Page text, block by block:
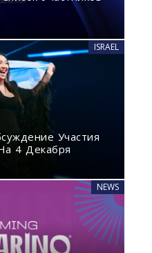
ISRAEL
Участия
4 Декабря
NEWS